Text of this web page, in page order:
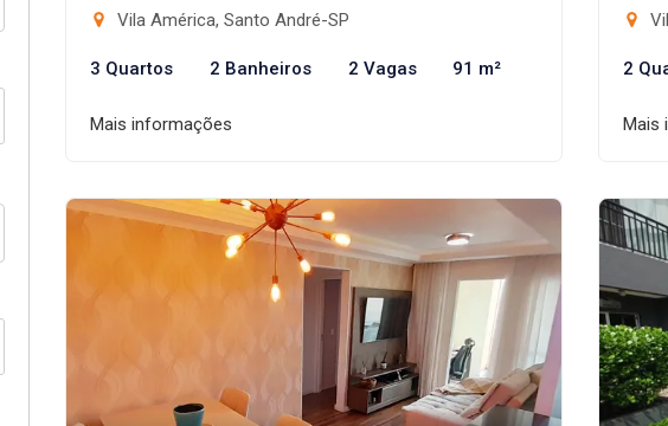
Vila América, Santo André-SP
3 Quartos 2 Banheiros 2 Vagas 91 m²
Mais informações
2
Mais